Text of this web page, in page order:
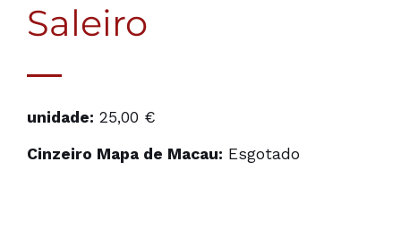
Saleiro
unidade: 25,00 €
Cinzeiro Mapa de Macau: Esgotado